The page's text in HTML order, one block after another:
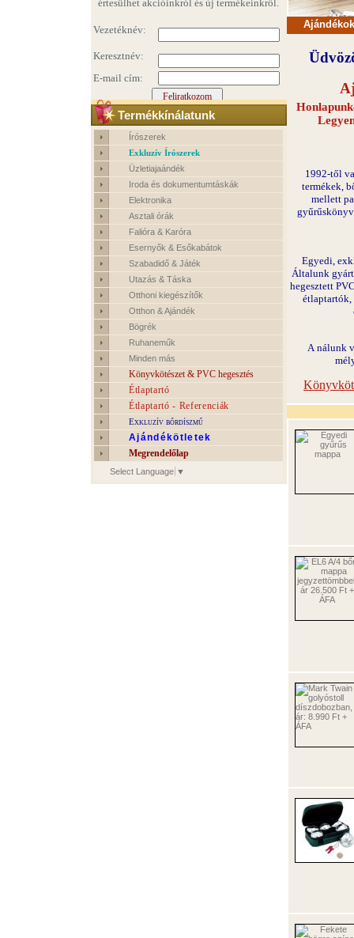
értesülhet akcióinkról és új termékeinkről.
Termékkínálatunk
Írószerek
Exkluzív Írószerek
Üzletiajaándék
Iroda és dokumentumtáskák
Elektronika
Asztali órák
Falióra & Karóra
Esernyők & Esőkabátok
Szabadidő & Játék
Utazás & Táska
Otthoni kiegészítők
Otthon & Ajándék
Bögrék
Ruhaneműk
Minden más
Könyvkötészet & PVC hegesztés
Étlaptartó
Étlaptartó - Referenciák
Exkluzív bőrdíszmű
Ajándékötletek
Megrendelőlap
Select Language ▼
A
1992-től
termékek,
mellett
Egyedi,
Általunk
hegesztett
étlaptartók,
Análunk